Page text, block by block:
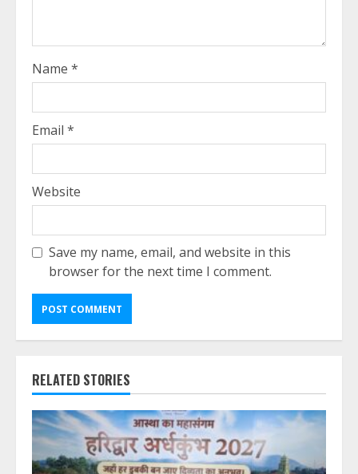
Name *
Email *
Website
Save my name, email, and website in this
browser for the next time I comment.
RELATED STORIES